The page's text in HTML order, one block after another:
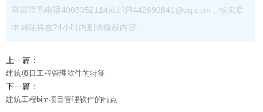
容请联系电话4008352114或邮箱442699841@qq.com，核实后
本网站将在24小时内删除侵权内容。
上一篇：
建筑项目工程管理软件的特征
下一篇：
建筑工程bim项目管理软件的特点